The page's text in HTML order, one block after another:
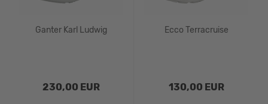
Ganter Karl Ludwig
230,00 EUR
Ecco Terracruise
130,00 EUR